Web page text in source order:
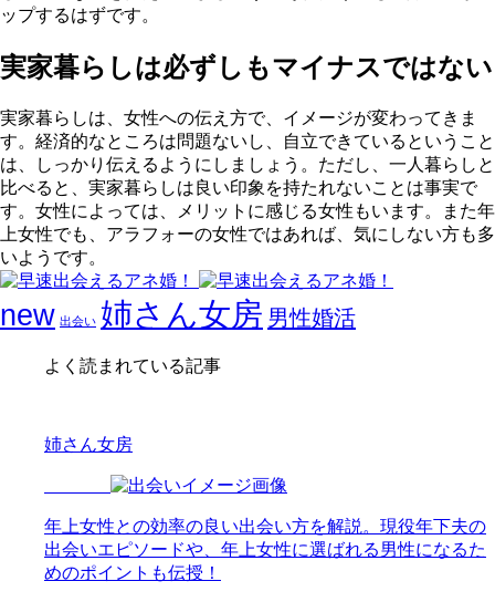
ップするはずです。
実家暮らしは必ずしもマイナスではない
実家暮らしは、女性への伝え方で、イメージが変わってきま
す。経済的なところは問題ないし、自立できているということ
は、しっかり伝えるようにしましょう。ただし、一人暮らしと
比べると、実家暮らしは良い印象を持たれないことは事実で
す。女性によっては、メリットに感じる女性もいます。また年
上女性でも、アラフォーの女性ではあれば、気にしない方も多
いようです。
new 出会い 姉さん女房 男性婚活
よく読まれている記事
姉さん女房
年上女性との効率の良い出会い方を解説。現役年下夫の
出会いエピソードや、年上女性に選ばれる男性になるた
めのポイントも伝授！